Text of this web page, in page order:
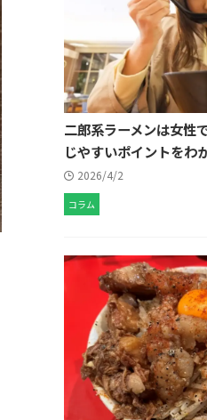
二郎系ラーメンは女性
じやすいポイントをわ
2026/4/2
コラム